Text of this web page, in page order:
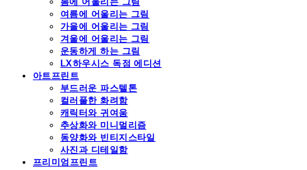
여름에 어울리는 그림
가을에 어울리는 그림
겨울에 어울리는 그림
운동하게 하는 그림
LX하우시스 독점 에디션
아트프린트
부드러운 파스텔톤
컬러풀한 화려함
캐릭터와 귀여움
추상화와 미니멀리즘
동양화와 빈티지스타일
사진과 디테일함
프리미엄프린트